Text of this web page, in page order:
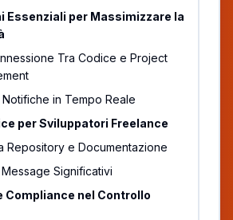
Essenziali per Massimizzare la
Tra Codice e Project
in Tempo Reale
per Sviluppatori Freelance
Repository e Documentazione
Message Significativi
Compliance nel Controllo